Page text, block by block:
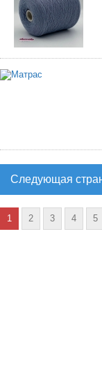
Следующая
1 2 3 4 5